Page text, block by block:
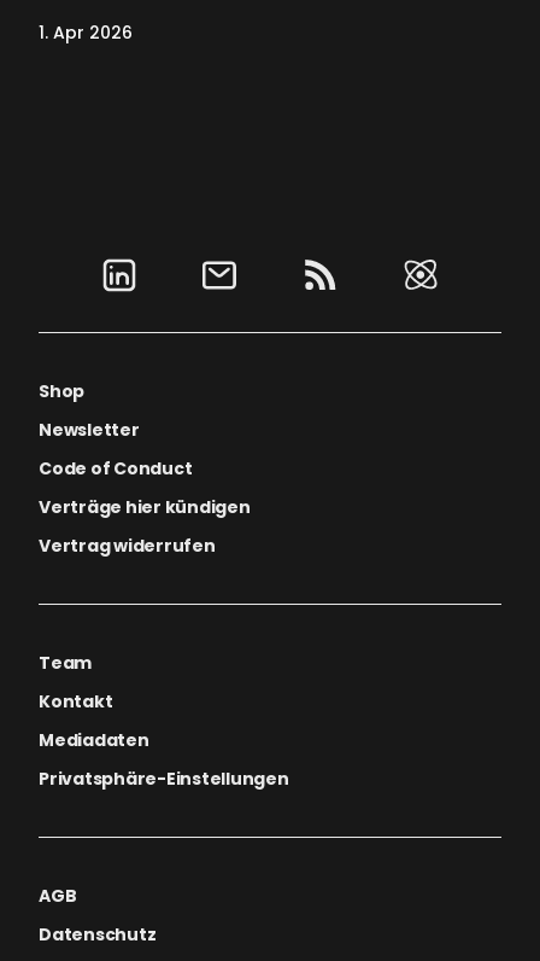
1. Apr 2026
Shop
Newsletter
Code of Conduct
Verträge hier kündigen
Vertrag widerrufen
Team
Kontakt
Mediadaten
Privatsphäre-Einstellungen
AGB
Datenschutz